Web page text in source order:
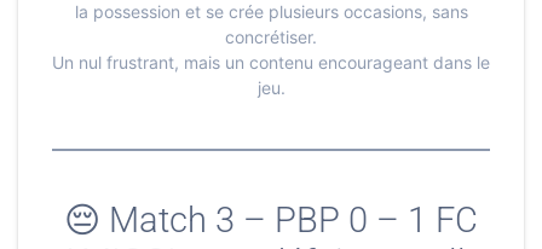
la possession et se crée plusieurs occasions, sans
concrétiser.
Un nul frustrant, mais un contenu encourageant dans le
jeu.
😔 Match 3 – PBP 0 – 1 FC